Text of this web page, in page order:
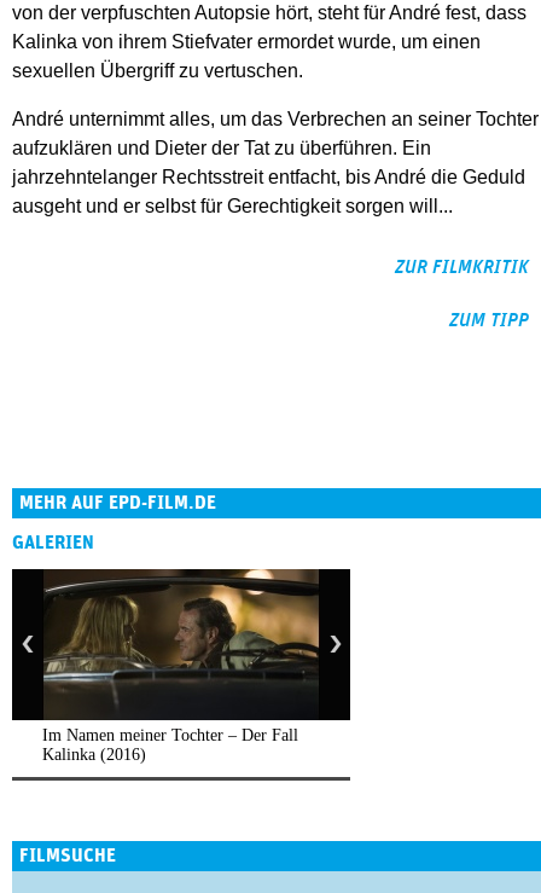
von der verpfuschten Autopsie hört, steht für André fest, dass
Kalinka von ihrem Stiefvater ermordet wurde, um einen
sexuellen Übergriff zu vertuschen.
André unternimmt alles, um das Verbrechen an seiner Tochter
aufzuklären und Dieter der Tat zu überführen. Ein
jahrzehntelanger Rechtsstreit entfacht, bis André die Geduld
ausgeht und er selbst für Gerechtigkeit sorgen will...
ZUR FILMKRITIK
ZUM TIPP
MEHR AUF EPD-FILM.DE
GALERIEN
Im Namen meiner Tochter – Der Fall
Kalinka (2016)
FILMSUCHE